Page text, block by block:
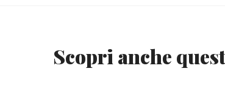
Scopri anche